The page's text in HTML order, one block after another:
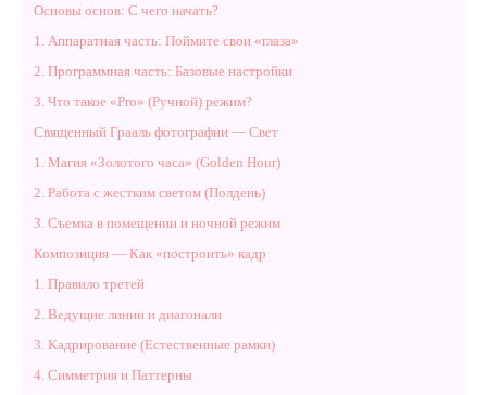
Основы основ: С чего начать?
1. Аппаратная часть: Поймите свои «глаза»
2. Программная часть: Базовые настройки
3. Что такое «Pro» (Ручной) режим?
Священный Грааль фотографии — Свет
1. Магия «Золотого часа» (Golden Hour)
2. Работа с жестким светом (Полдень)
3. Съемка в помещении и ночной режим
Композиция — Как «построить» кадр
1. Правило третей
2. Ведущие линии и диагонали
3. Кадрирование (Естественные рамки)
4. Симметрия и Паттерны